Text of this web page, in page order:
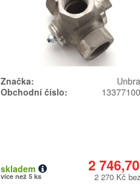
Značka:
Obchodní číslo:
2
skladem
více než 5 ks 2 270 Kč